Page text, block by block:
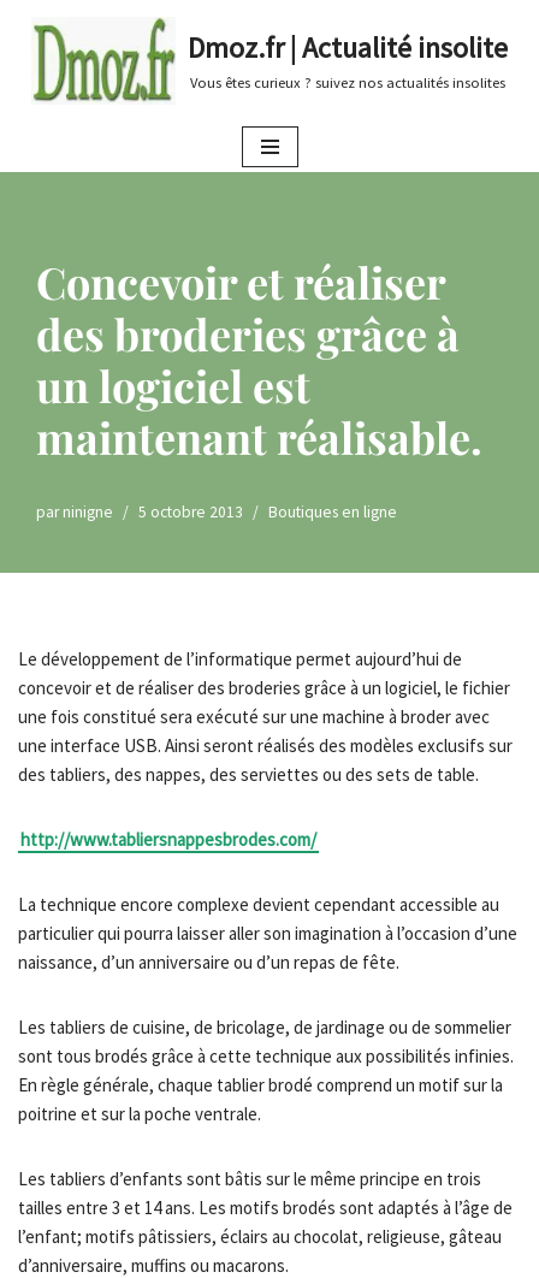
au
Dmoz.fr | Actualité insolite
Vous êtes curieux ? suivez nos actualités insolites
Concevoir et réaliser
des broderies grâce à
un logiciel est
maintenant réalisable.
parninigne 5 octobre 2013 Boutiques en ligne
Le développement de l’informatique permet aujourd’hui de
concevoir et de réaliser des broderies grâce à un logiciel, le fichier
une fois constitué sera exécuté sur une machine à broder avec
une interface USB. Ainsi seront réalisés des modèles exclusifs sur
des tabliers, des nappes, des serviettes ou des sets de table.
http://www.tabliersnappesbrodes.com/
La technique encore complexe devient cependant accessible au
particulier qui pourra laisser aller son imagination à l’occasion d’une
naissance, d’un anniversaire ou d’un repas de fête.
Les tabliers de cuisine, de bricolage, de jardinage ou de sommelier
sont tous brodés grâce à cette technique aux possibilités infinies.
En règle générale, chaque tablier brodé comprend un motif sur la
poitrine et sur la poche ventrale.
Les tabliers d’enfants sont bâtis sur le même principe en trois
tailles entre 3 et 14 ans. Les motifs brodés sont adaptés à l’âge de
l’enfant; motifs pâtissiers, éclairs au chocolat, religieuse, gâteau
d’anniversaire, muffins ou macarons.